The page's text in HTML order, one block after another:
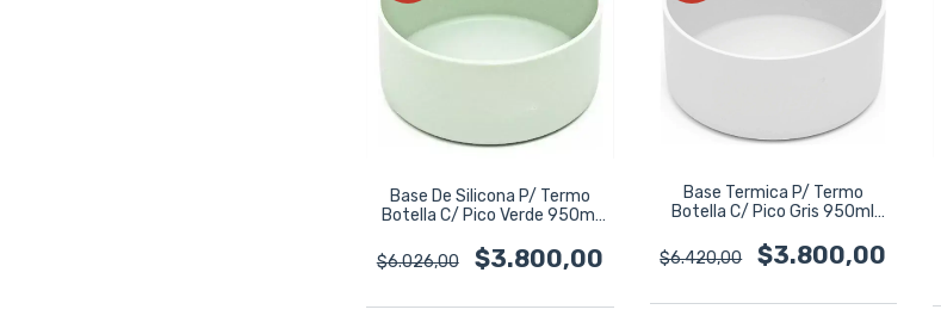
Base De Silicona P/ Termo
Botella C/ Pico Verde 950ml
$6.026,00
$3.800,00
Base Termica P/ Termo
Botella C/ Pico Gris 950ml
$6.420,00
$3.800,00